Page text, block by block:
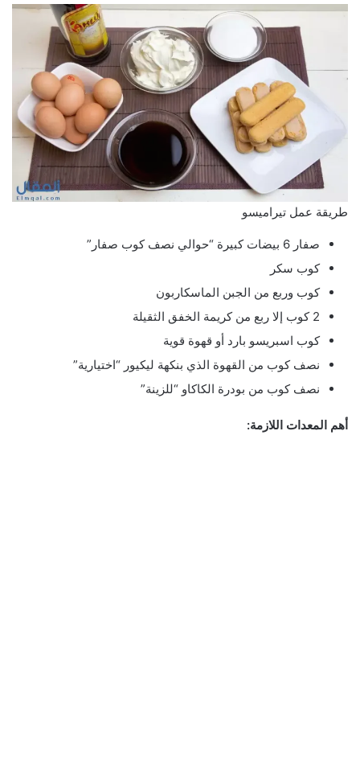
طريقة عمل تيراميسو
صفار 6 بيضات كبيرة “حوالي نصف كوب صفار”
كوب سكر
كوب وربع من الجبن الماسكاربون
2 كوب إلا ربع من كريمة الخفق الثقيلة
كوب اسبريسو بارد أو قهوة قوية
نصف كوب من القهوة الذي بنكهة ليكيور “اختيارية”
نصف كوب من بودرة الكاكاو “للزينة”
أهم المعدات اللازمة: